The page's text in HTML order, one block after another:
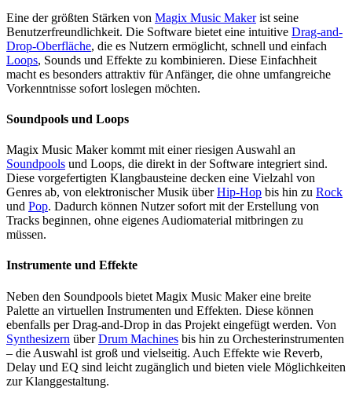
Eine der größten Stärken von Magix Music Makerist seine
Benutzerfreundlichkeit. Die Software bietet eine intuitive Drag-and-
Drop-Oberfläche, die es Nutzern ermöglicht, schnell und einfach
Loops, Sounds und Effekte zu kombinieren. Diese Einfachheit
macht es besonders attraktiv für Anfänger, die ohne umfangreiche
Vorkenntnisse sofort loslegen möchten.
Soundpools und Loops
Magix Music Maker kommt mit einer riesigen Auswahl an
Soundpools und Loops, die direkt in der Software integriert sind.
Diese vorgefertigten Klangbausteine decken eine Vielzahl von
Genres ab, von elektronischer Musik überHip-Hop bis hin zu Rock
und Pop. Dadurch können Nutzer sofort mit der Erstellung von
Tracks beginnen, ohne eigenes Audiomaterial mitbringen zu
müssen.
Instrumente und Effekte
Neben den Soundpools bietet Magix Music Maker eine breite
Palette an virtuellen Instrumenten und Effekten. Diese können
ebenfalls per Drag-and-Drop in das Projekt eingefügt werden. Von
Synthesizern überDrum Machines bis hin zu Orchesterinstrumenten
– die Auswahl ist groß und vielseitig. Auch Effekte wie Reverb,
Delay und EQ sind leicht zugänglich und bieten viele Möglichkeiten
zur Klanggestaltung.